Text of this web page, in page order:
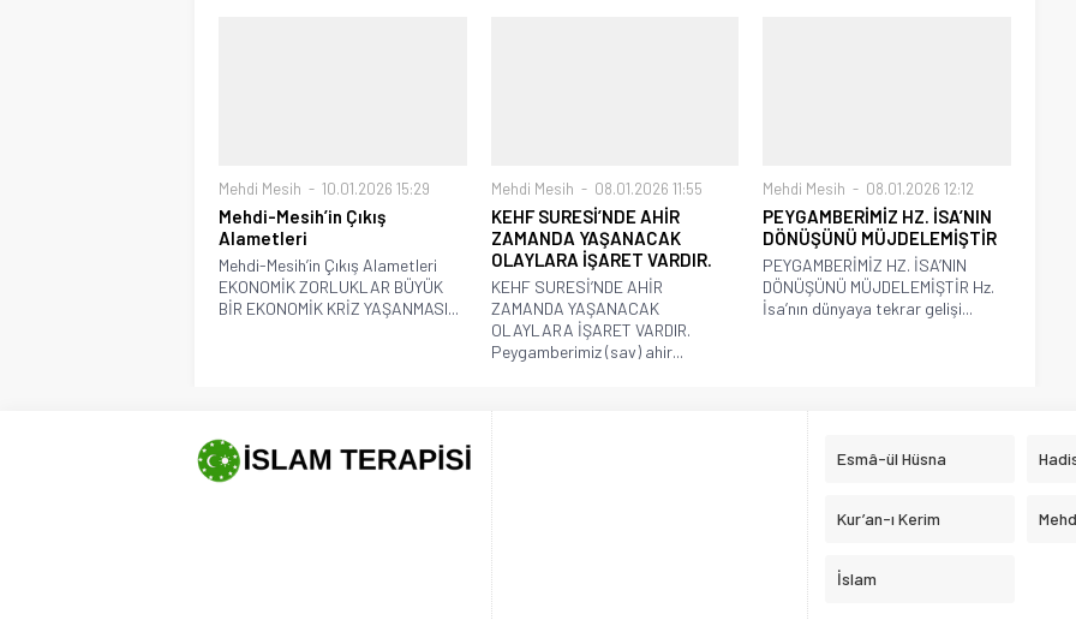
Mehdi Mesih 10.01.2026 15:29
Mehdi-Mesih’in Çıkış
Alametleri
Mehdi-Mesih’in Çıkış Alametleri
EKONOMİK ZORLUKLAR BÜYÜK
BİR EKONOMİK KRİZ YAŞANMASI...
Mehdi Mesih 08.01.2026 11:55
KEHF SURESİ’NDE AHİR
ZAMANDA YAŞANACAK
OLAYLARA İŞARET VARDIR.
KEHF SURESİ’NDE AHİR
ZAMANDA YAŞANACAK
OLAYLARA İŞARET VARDIR.
Peygamberimiz (sav) ahir...
Mehdi Mesih 08.01.2026 12:12
PEYGAMBERİMİZ HZ. İSA’NIN
DÖNÜŞÜNÜ MÜJDELEMİŞTİR
PEYGAMBERİMİZ HZ. İSA’NIN
DÖNÜŞÜNÜ MÜJDELEMİŞTİR Hz.
İsa’nın dünyaya tekrar gelişi...
Esmâ-ül Hüsna
Kur’an-ı Kerim
İslam